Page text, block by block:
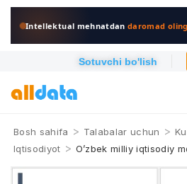
Intellektual mehnatdandaromad
Sotuvchi bo'lish
Bosh sahifa > Talabalar uchun >
Iqtisodiyot > O’zbek milliy iqtisodiy